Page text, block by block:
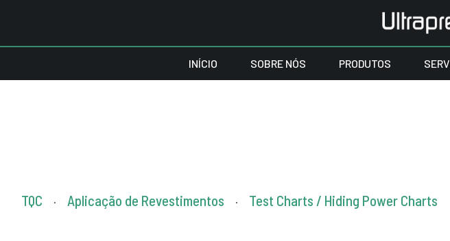
INÍCIO SOBRE NÓS PRODUTOS
TQC . Aplicação de Revestimentos . Test Charts / Hiding Power Charts